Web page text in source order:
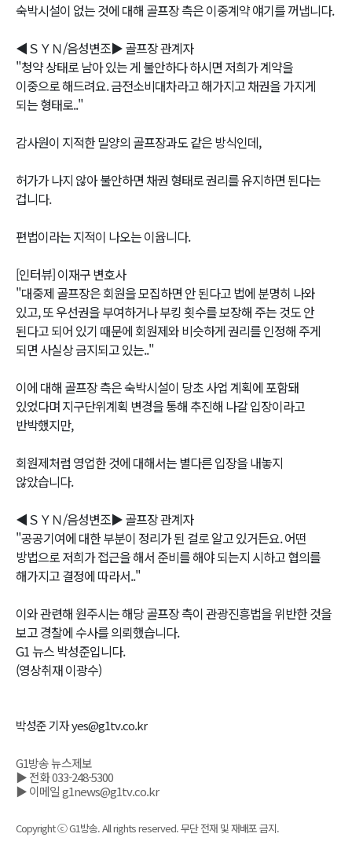
숙박시설이 없는 것에 대해 골프장 측은 이중계약 얘기를 꺼냅니다.
◀ＳＹＮ/음성변조▶ 골프장 관계자
"청약 상태로 남아 있는 게 불안하다 하시면 저희가 계약을
이중으로 해드려요. 금전소비대차라고 해가지고 채권을 가지게
되는 형태로.."
감사원이 지적한 밀양의 골프장과도 같은 방식인데,
허가가 나지 않아 불안하면 채권 형태로 권리를 유지하면 된다는
겁니다.
편법이라는 지적이 나오는 이윱니다.
[인터뷰] 이재구 변호사
"대중제 골프장은 회원을 모집하면 안 된다고 법에 분명히 나와
있고, 또 우선권을 부여하거나 부킹 횟수를 보장해 주는 것도 안
된다고 되어 있기 때문에 회원제와 비슷하게 권리를 인정해 주게
되면 사실상 금지되고 있는.."
이에 대해 골프장 측은 숙박시설이 당초 사업 계획에 포함돼
있었다며 지구단위계획 변경을 통해 추진해 나갈 입장이라고
반박했지만,
회원제처럼 영업한 것에 대해서는 별다른 입장을 내놓지
않았습니다.
◀ＳＹＮ/음성변조▶ 골프장 관계자
"공공기여에 대한 부분이 정리가 된 걸로 알고 있거든요. 어떤
방법으로 저희가 접근을 해서 준비를 해야 되는지 시하고 협의를
해가지고 결정에 따라서.."
이와 관련해 원주시는 해당 골프장 측이 관광진흥법을 위반한 것을
보고 경찰에 수사를 의뢰했습니다.
G1 뉴스 박성준입니다.
(영상취재 이광수)
박성준 기자 yes@g1tv.co.kr
G1방송 뉴스제보
▶ 전화 033-248-5300
▶ 이메일 g1news@g1tv.co.kr
Copyright ⓒ G1방송. All rights reserved. 무단 전재 및 재배포 금지.